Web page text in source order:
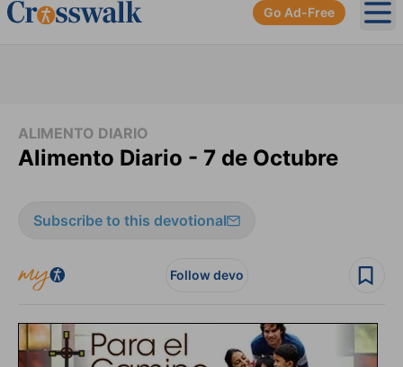
Go Ad-Free
ALIMENTO DIARIO
Alimento Diario - 7 de Octubre
Subscribe to this devotional
Follow devo